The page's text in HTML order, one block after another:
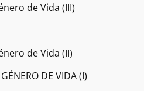
de Vida (III)
de Vida (II)
DE VIDA (I)